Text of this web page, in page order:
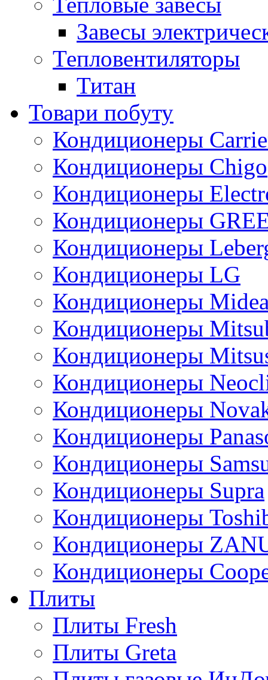
Завесы
Тепловентиляторы
Титан
Товари побуту
Кондиционеры
Кондиционеры Chigo
Кондиционеры
Кондиционеры
Кондиционеры
Кондиционеры LG
Кондиционеры
Кондиционеры
Кондиционеры
Кондиционеры
Кондиционеры
Кондиционеры
Кондиционеры
Кондиционеры Supra
Кондиционеры
Кондиционеры
Кондиционеры
Плиты
Плиты Fresh
Плиты Greta